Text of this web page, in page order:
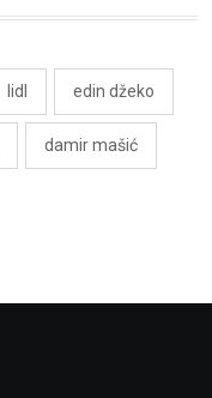
lidl edin džeko
damir mašić